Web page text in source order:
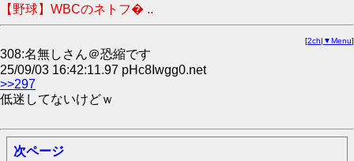
【野球】WBCのネトフ� ..
[2ch| ▼Menu]
308:名無しさん＠恐縮です
25/09/03 16:42:11.97 pHc8Iwgg0.net
>>297
低迷してないけどｗ
次ページ